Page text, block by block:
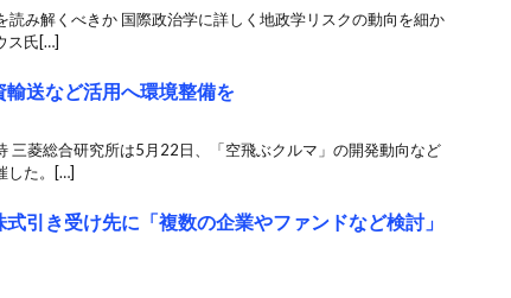
み解くべきか 国際政治学に詳しく地政学リスクの動向を細か
ス氏[…]
輸送など活用へ環境整備を
三菱総合研究所は5月22日、「空飛ぶクルマ」の開発動向など
した。[…]
引き受け先に「複数の企業やファンドなど検討」